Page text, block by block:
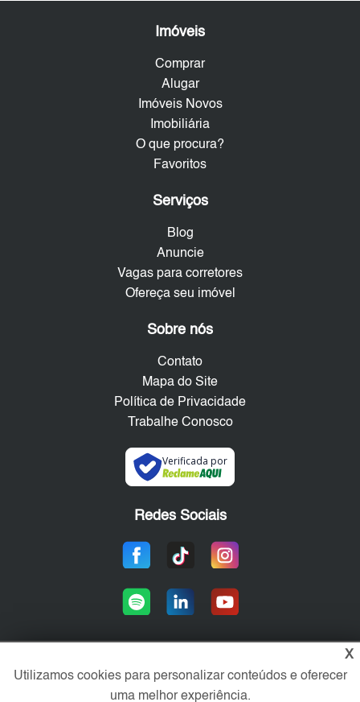
Imóveis
Comprar
Alugar
Imóveis Novos
Imobiliária
O que procura?
Favoritos
Serviços
Blog
Anuncie
Vagas para corretores
Ofereça seu imóvel
Sobre nós
Contato
Mapa do Site
Política de Privacidade
Trabalhe Conosco
Verificada por
Redes Sociais
Área exclusiva aos anunciantes,
acesse sua conta:
X
Utilizamos cookies para personalizar conteúdos e oferecer
uma melhor experiência.